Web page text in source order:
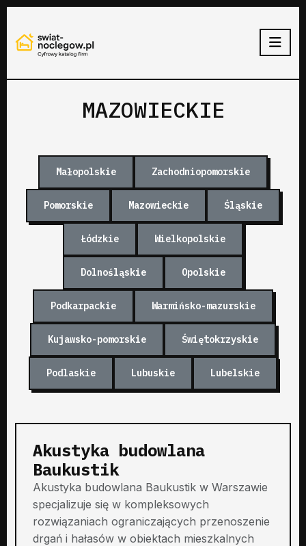
MAZOWIECKIE
Małopolskie Zachodniopomorskie
Pomorskie Mazowieckie Śląskie
Łódzkie Wielkopolskie
Dolnośląskie Opolskie
Podkarpackie Warmińsko-mazurskie
Kujawsko-pomorskie Świętokrzyskie
Podlaskie Lubuskie Lubelskie
Akustyka budowlana
Baukustik
Akustyka budowlana Baukustik w Warszawie
specjalizuje się w kompleksowych
rozwiązaniach ograniczających przenoszenie
drgań i hałasów w obiektach mieszkalnych